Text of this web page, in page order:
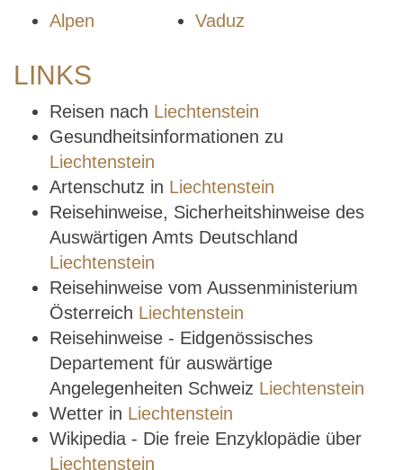
Alpen Vaduz
LINKS
Reisen nach Liechtenstein
Gesundheitsinformationen zu
Liechtenstein
Artenschutz in Liechtenstein
Reisehinweise, Sicherheitshinweise des
Auswärtigen Amts Deutschland
Liechtenstein
Reisehinweise vom Aussenministerium
Österreich Liechtenstein
Reisehinweise - Eidgenössisches
Departement für auswärtige
Angelegenheiten Schweiz Liechtenstein
Wetter in Liechtenstein
Wikipedia - Die freie Enzyklopädie über
Liechtenstein